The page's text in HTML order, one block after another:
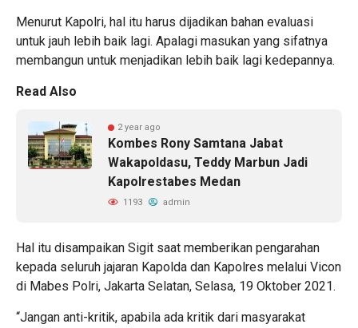
Menurut Kapolri, hal itu harus dijadikan bahan evaluasi
untuk jauh lebih baik lagi. Apalagi masukan yang sifatnya
membangun untuk menjadikan lebih baik lagi kedepannya.
Read Also
2 year ago
Kombes Rony Samtana Jabat
Wakapoldasu, Teddy Marbun Jadi
Kapolrestabes Medan
1193 admin
Hal itu disampaikan Sigit saat memberikan pengarahan
kepada seluruh jajaran Kapolda dan Kapolres melalui Vicon
di Mabes Polri, Jakarta Selatan, Selasa, 19 Oktober 2021.
“Jangan anti-kritik, apabila ada kritik dari masyarakat